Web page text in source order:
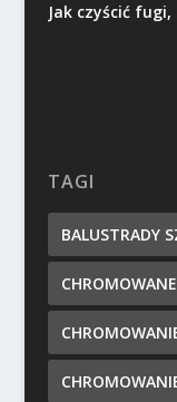
Jak czyścić
TAGI
BALUSTRADY